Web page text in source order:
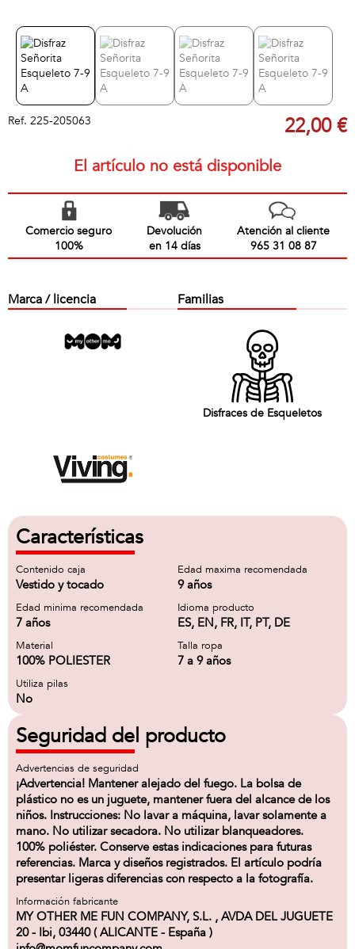
Ref. 225-205063 22,00 €
El artículo no está disponible
Comercio seguro
100%
Devolución
en 14 días
Atención al cliente
965 31 08 87
Marca / licencia Familias
Disfraces de Esqueletos
Características
Contenido caja
Vestido y tocado
Edad maxima recomendada
9 años
Edad minima recomendada
7 años
Idioma producto
ES, EN, FR, IT, PT, DE
Material
100% POLIESTER
Talla ropa
7 a 9 años
Utiliza pilas
No
Seguridad del producto
Advertencias de seguridad
¡Advertencia! Mantener alejado del fuego. La bolsa de
plástico no es un juguete, mantener fuera del alcance de los
niños. Instrucciones: No lavar a máquina, lavar solamente a
mano. No utilizar secadora. No utilizar blanqueadores.
100% poliéster. Conserve estas indicaciones para futuras
referencias. Marca y diseños registrados. El artículo podría
presentar ligeras diferencias con respecto a la fotografía.
Información fabricante
MY OTHER ME FUN COMPANY, S.L. , AVDA DEL JUGUETE
20 - Ibi, 03440 ( ALICANTE - España )